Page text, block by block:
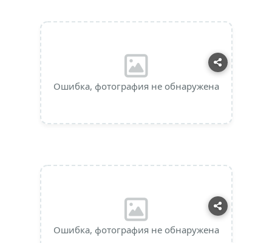
Ошибка, фотография не обнаружена
Ошибка, фотография не обнаружена